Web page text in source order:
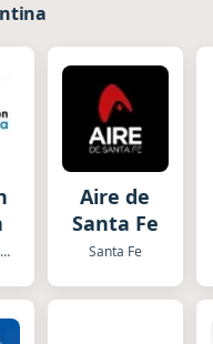
Rincon de los Sauces
Aire de
Santa Fe
Santa Fe